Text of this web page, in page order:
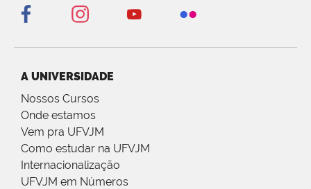
A UNIVERSIDADE
Nossos Cursos
Onde estamos
Vem pra UFVJM
Como estudar na UFVJM
Internacionalização
UFVJM em Números